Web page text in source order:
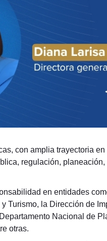
con amplia trayectoria
regulación,
en entidades
Turismo, la Dirección de
Nacional de
otras.